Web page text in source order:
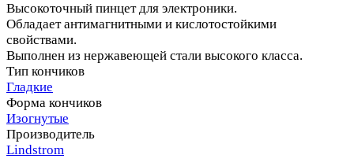
Высокоточный пинцет для электроники.
Обладает антимагнитными и кислотостойкими
свойствами.
Выполнен из нержавеющей стали высокого класса.
Тип кончиков
Гладкие
Форма кончиков
Изогнутые
Производитель
Lindstrom